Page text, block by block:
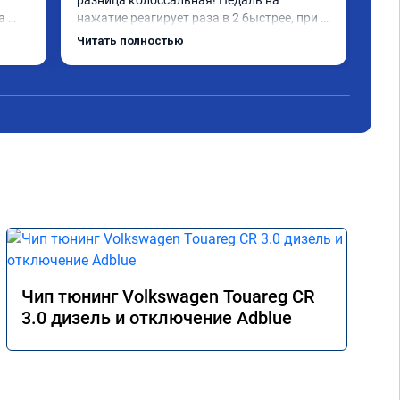
нажатие реагирует раза в 2 быстрее, при
этом при спокойной езде это не мешает.
Читать полностью
Чип тюнинг Volkswagen Touareg CR
3.0 дизель и отключение Adblue